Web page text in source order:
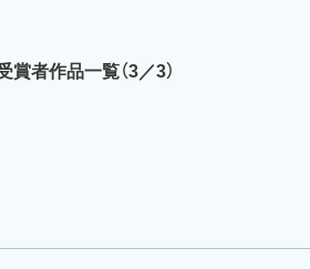
賞者作品一覧（3／3）